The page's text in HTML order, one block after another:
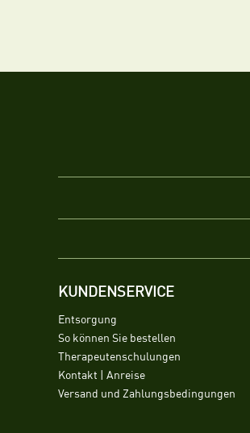
KUNDENSERVICE
Entsorgung
So können Sie bestellen
Therapeutenschulungen
Kontakt | Anreise
Versand und Zahlungsbedingungen